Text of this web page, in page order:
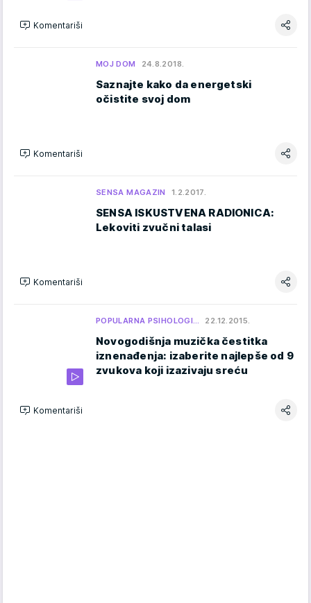
Komentariši
MOJ DOM 24.8.2018.
Saznajte kako da energetski
očistite svoj dom
Komentariši
SENSA MAGAZIN 1.2.2017.
SENSA ISKUSTVENA RADIONICA:
Lekoviti zvučni talasi
Komentariši
POPULARNA PSIHOLOGI… 22.12.2015.
Novogodišnja muzička čestitka
iznenađenja: izaberite najlepše od 9
zvukova koji izazivaju sreću
Komentariši